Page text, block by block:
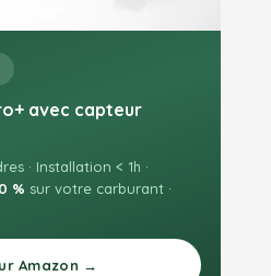
avec capteur
· Installation < 1h ·
% sur votre carburant ·
Amazon →